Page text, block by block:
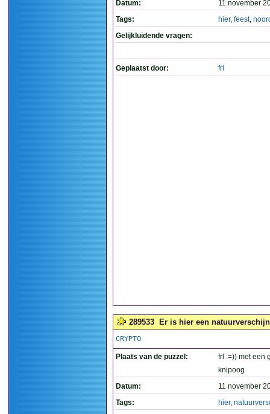
Datum:
11 november
Tags:
hier, feest,
Gelijkluidende vragen:
Geplaatst door: frl
289533 Er is hier een
CRYPTO
Plaats van de puzzel:
frl :=)) met een
knipoog
Datum:
11 november
Tags:
hier,